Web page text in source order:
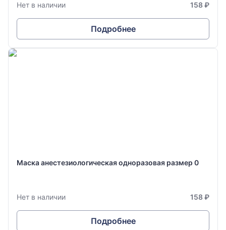
Нет в наличии 158 ₽
Подробнее
Маска анестезиологическая одноразовая размер 0
Нет в наличии 158 ₽
Подробнее